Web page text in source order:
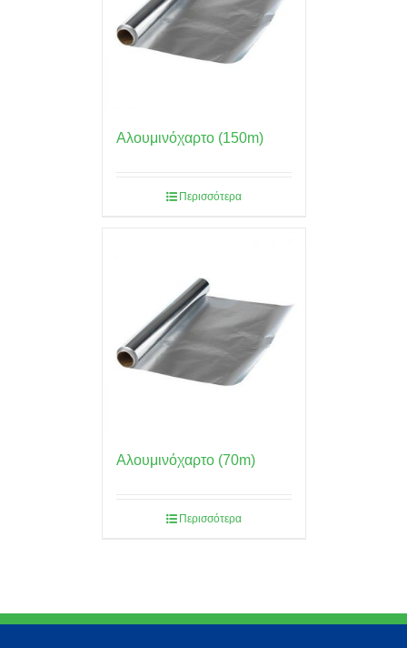
Αλουμινόχαρτο (150m)
Περισσότερα
Αλουμινόχαρτο (70m)
Περισσότερα